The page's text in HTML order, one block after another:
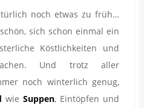
noch etwas zu früh…
sich schon einmal ein
Köstlichkeiten und
Und trotz aller
noch winterlich genug,
wie Suppen, Eintöpfen und